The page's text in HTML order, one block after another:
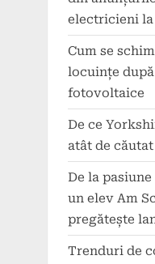
electricieni
Cum se
locuințe
fotovoltaice
De ce
atât de
De la
un elev Am
pregătește
Trenduri de